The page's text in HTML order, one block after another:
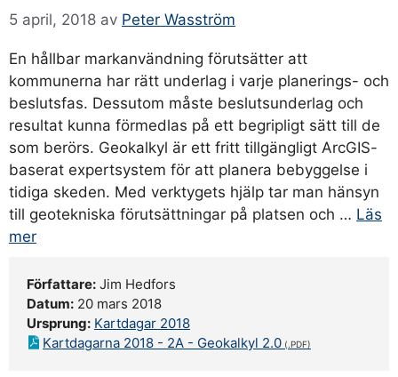
5 april, 2018 av Peter Wasström
En hållbar markanvändning förutsätter att
kommunerna har rätt underlag i varje planerings- och
beslutsfas. Dessutom måste beslutsunderlag och
resultat kunna förmedlas på ett begripligt sätt till de
som berörs. Geokalkyl är ett fritt tillgängligt ArcGIS-
baserat expertsystem för att planera bebyggelse i
tidiga skeden. Med verktygets hjälp tar man hänsyn
till geotekniska förutsättningar på platsen och … Läs
mer
Författare: Jim Hedfors
Datum: 20 mars 2018
Ursprung: Kartdagar 2018
Kartdagarna 2018 - 2A - Geokalkyl 2.0